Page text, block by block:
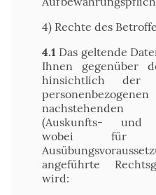
4) Rechte des
4.1 Das geltende
Ihnen gegenüber
hinsichtlich der
nachstehenden
(Auskunfts- und
wobei für
angeführte
wird: